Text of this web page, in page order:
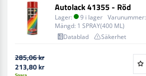
Autolack 41355 - Röd
Lager: 9 i lager Varunummer:
Mängd: 1 SPRAY(400 ML)
Datablad
Säkerhet
285,06 kr
213,80 kr